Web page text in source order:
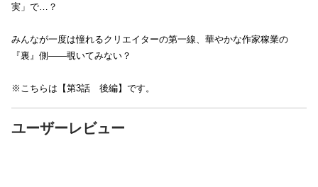
実」で…？
みんなが一度は憧れるクリエイターの第一線、華やかな作家稼業の
『裏』側――覗いてみない？
※こちらは【第3話 後編】です。
ユーザーレビュー